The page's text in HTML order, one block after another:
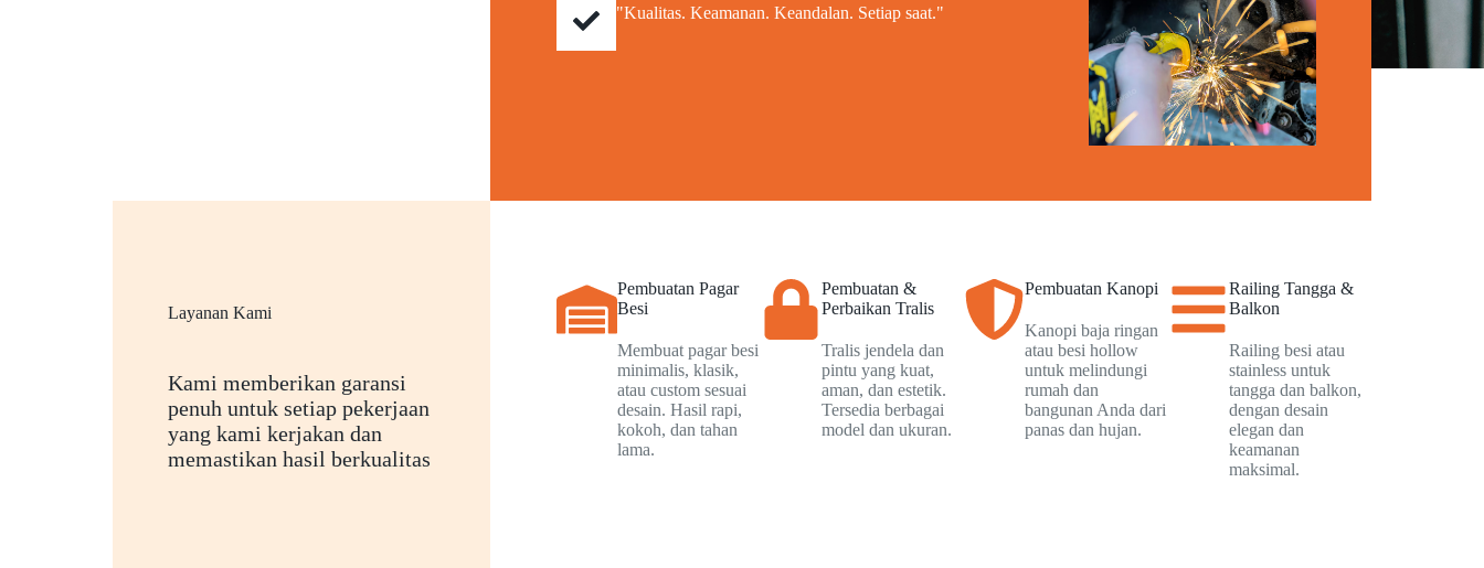
"Kualitas. Keamanan. Keandalan. Setiap saat."
Layanan Kami
Kami memberikan garansi
penuh untuk setiap pekerjaan
yang kami kerjakan dan
memastikan hasil berkualitas
Pembuatan Pagar
Besi
Membuat pagar besi
minimalis, klasik,
atau custom sesuai
desain. Hasil rapi,
kokoh, dan tahan
lama.
Pembuatan &
Perbaikan Tralis
Tralis jendela dan
pintu yang kuat,
aman, dan estetik.
Tersedia berbagai
model dan ukuran.
Pembuatan Kanopi
Kanopi baja ringan
atau besi hollow
untuk melindungi
rumah dan
bangunan Anda dari
panas dan hujan.
Railing Tangga &
Balkon
Railing besi atau
stainless untuk
tangga dan balkon,
dengan desain
elegan dan
keamanan
maksimal.